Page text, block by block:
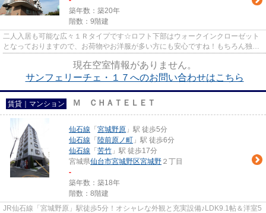
築年数：築20年
階数：9階建
二人入居も可能な広々１Ｒタイプです☆ロフト下部はウォークインクローゼット
となっておりますので、お荷物やお洋服が多い方にも安心ですね！もちろん独立
現在空室情報がありません。
サンフェリーチェ・１７へのお問い合わせはこちら
賃貸｜マンション Ｍ ＣＨＡＴＥＬＥＴ
仙石線 「 宮城野原 」駅 徒歩5分
仙石線 「 陸前原ノ町 」駅 徒歩6分
仙石線 「 苦竹 」駅 徒歩17分
宮城県仙台市宮城野区宮城野 ２丁目
-
築年数：築18年
階数：8階建
JR仙石線「宮城野原」駅徒歩5分！オシャレな外観と充実設備♪LDK9.1帖＆洋室5